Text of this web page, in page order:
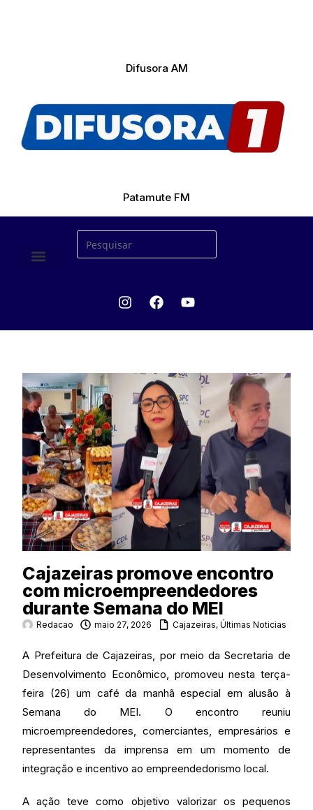
Difusora AM
Patamute FM
Cajazeiras promove encontro
com microempreendedores
durante Semana do MEI
Redacao maio 27, 2026 Cajazeiras,Últimas Noticias
A Prefeitura de Cajazeiras, por meio da Secretaria de
Desenvolvimento Econômico, promoveu nesta terça-
feira (26) um café da manhã especial em alusão à
Semana do MEI. O encontro reuniu
microempreendedores, comerciantes, empresários e
representantes da imprensa em um momento de
integração e incentivo ao empreendedorismo local.
A ação teve como objetivo valorizar os pequenos